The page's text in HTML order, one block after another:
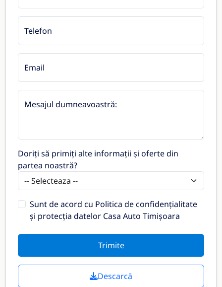
Telefon
Email
Mesajul dumneavoastră:
Doriți să primiți alte informații și oferte din
partea noastră?
Sunt de acord cu Politica de confidențialitate
și protecția datelor Casa Auto Timișoara
Trimite
Descarcă